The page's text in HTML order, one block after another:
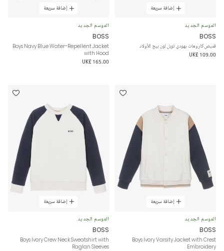
إضافة سريعة
الموسم الجديد
BOSS
قميص كاروهات بهودي تويل لون بيج للأولاد
UK£ 109.00
إضافة سريعة
الموسم الجديد
BOSS
Boys Navy Blue Water-Repellent Jacket
with Hood
UK£ 165.00
إضافة سريعة
الموسم الجديد
BOSS
Boys Ivory Varsity Jacket with Crest
Embroidery
إضافة سريعة
الموسم الجديد
BOSS
Boys Ivory Crew Neck Sweatshirt with
Raglan Sleeves